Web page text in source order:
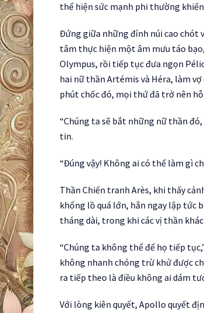
thể hiện sức mạnh phi thường
Đứng giữa những đỉnh núi cao chót
tâm thực hiện một âm mưu táo
Olympus, rồi tiếp tục đưa ngọn
hai nữ thần Artémis và Héra, làm
phút chốc đó, mọi thứ đã trở nên
“Chúng ta sẽ bắt những nữ thần
tin.
“Đúng vậy! Không ai có thể làm gì
Thần Chiến tranh Arès, khi thấy
khổng lồ quá lớn, hắn ngay lập tức
tháng dài, trong khi các vị thần
“Chúng ta không thể để họ tiếp
không nhanh chóng trừ khử được
ra tiếp theo là điều không ai dám
Với lòng kiên quyết, Apollo quyết